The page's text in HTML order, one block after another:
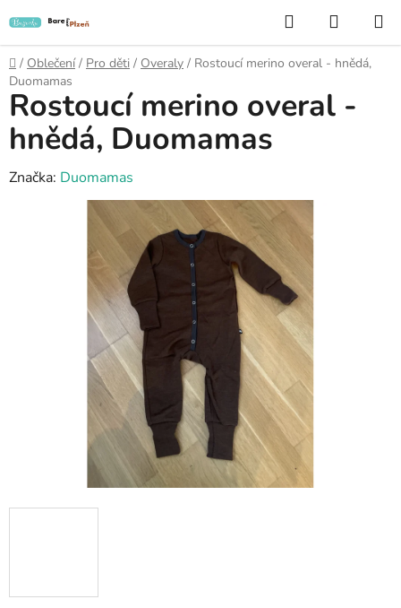
na
obsah
Hledat
KOŠÍK
Domů
/ Oblečení / Pro děti / Overaly / Rostoucí merino overal - hnědá,
Duomamas
Rostoucí merino overal -
hnědá, Duomamas
Značka: Duomamas